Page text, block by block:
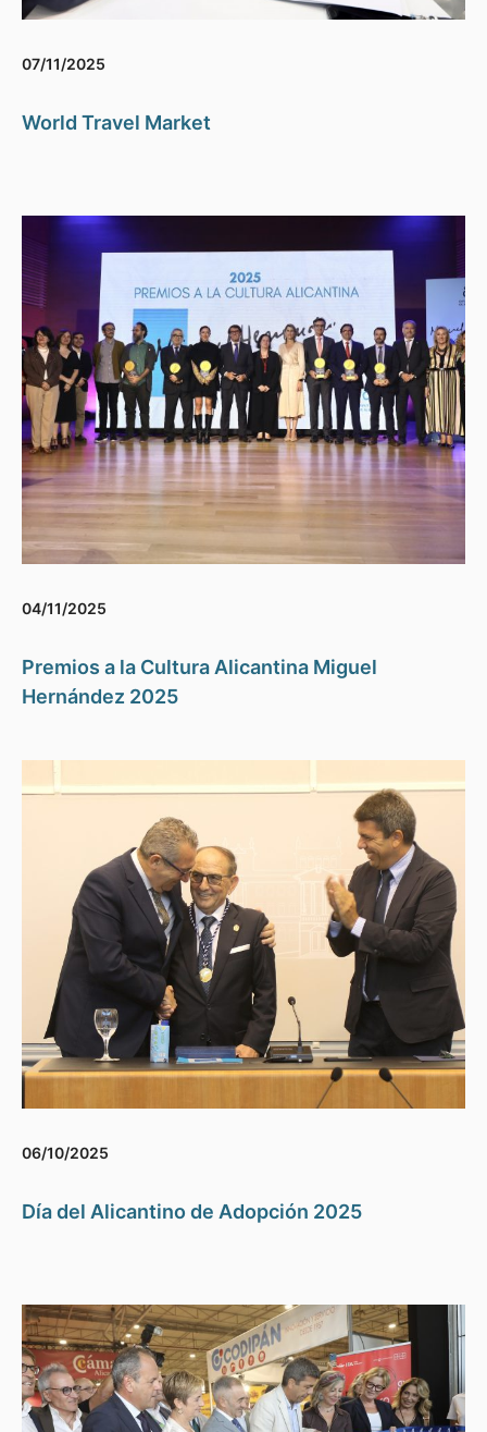
07/11/2025
World Travel Market
04/11/2025
Premios a la Cultura Alicantina Miguel
Hernández 2025
06/10/2025
Día del Alicantino de Adopción 2025